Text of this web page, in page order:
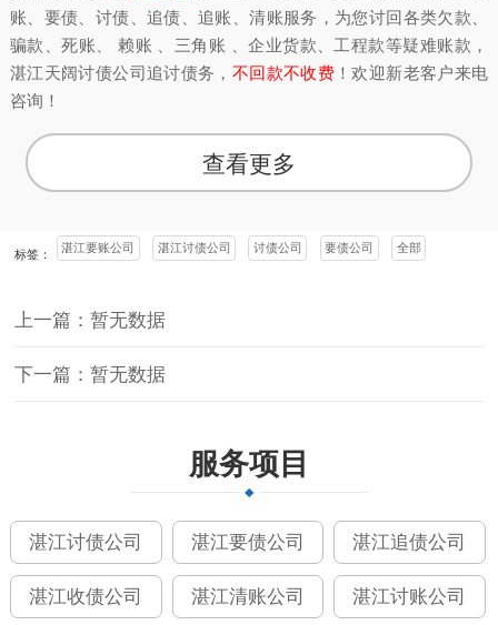
账、要债、讨债、追债、追账、清账服务，为您讨回各类欠款、
骗款、死账、 赖账 、三角账 、企业货款、工程款等疑难账款，
湛江天阔讨债公司追讨债务， 不回款不收费 ！欢迎新老客户来电
咨询！
查看更多
标签： 湛江要账公司 湛江讨债公司 讨债公司 要债公司 全部
上一篇：暂无数据
下一篇：暂无数据
服务项目
湛江讨债公司 湛江要债公司 湛江追债公司
湛江收债公司 湛江清账公司 湛江讨账公司